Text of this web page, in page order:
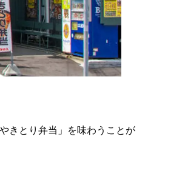
きとり弁当」を味わうことが